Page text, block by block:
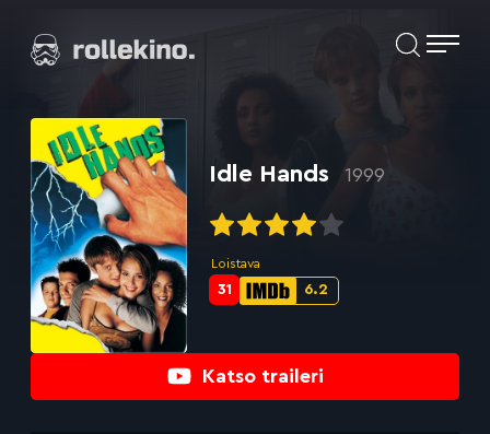
suoraan
Elokuvat ja elokuva-arviot | Rollekino.fi
jälkeen.
Katso traileri
Idle Hands 1999
Loistava
IMDb-
6.2
Metascore-
31